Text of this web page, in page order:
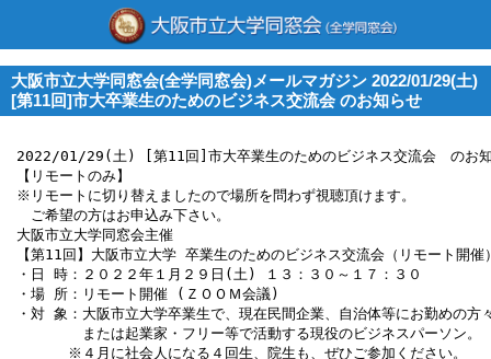
大阪市立大学同窓会(全学同窓会)メールマガジン 2022/01/29(土)
[第11回]市大卒業生のためのビジネス交流会 のお知らせ
2022/01/29(土) [第11回]市大卒業生のためのビジネス交流会　のお
【リモートのみ】
※リモートに切り替えましたので場所を問わず視聴頂けます。
ご希望の方はお申込み下さい。
大阪市立大学同窓会主催
【第11回】大阪市立大学 卒業生のためのビジネス交流会（リモート開催
・日 時：２０２２年１月２９日(土) １３：３０～１７：３０
・場 所：リモート開催 (ＺＯＯＭ会議)
・対 象：大阪市立大学卒業生で、現在民間企業、自治体等にお勤めの方
または起業家・フリー等で活動する現役のビジネスパーソン。
※４月に社会人になる４回生、院生も、ぜひご参加ください。